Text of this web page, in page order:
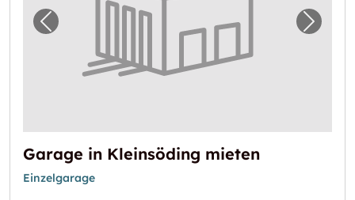
Vorheriges Bild für "Garage in Kleinsöding
Garage in Kleinsöding mieten
Einzelgarage